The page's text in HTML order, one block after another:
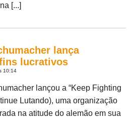
[...]
lança
lucrativos
10:14
lançou a “Keep Fighting
Lutando), uma organização
na atitude do alemão em sua